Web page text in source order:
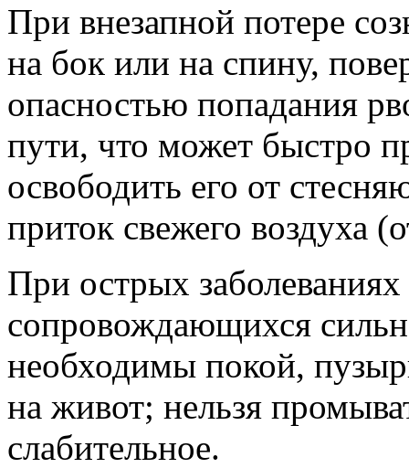
При внезапной потере
на бок или на спину,
опасностью попадания
пути, что может быстро
освободить его от
приток свежего воздуха
При острых
сопровождающихся
необходимы покой,
на живот; нельзя
слабительное.